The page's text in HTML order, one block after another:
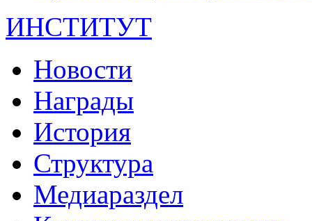
ИНСТИТУТ
Новости
Награды
История
Структура
Медиараздел